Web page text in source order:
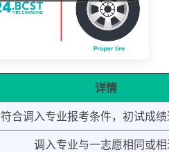
详情
符合调入专业报考条件，初试成
调入专业与一志愿相同或相